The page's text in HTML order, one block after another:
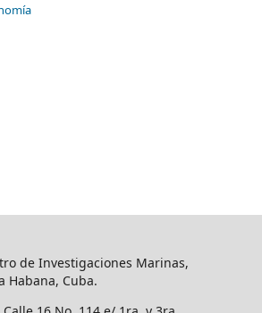
de Investigaciones Marinas,
Habana, Cuba.